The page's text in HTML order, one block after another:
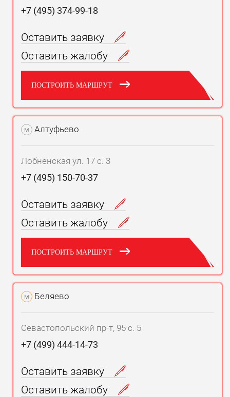
+7 (495) 374-99-18
Оставить заявку
Оставить жалобу
ПОСТРОИТЬ МАРШРУТ
м Алтуфьево
Лобненская ул. 17 с. 3
+7 (495) 150-70-37
Оставить заявку
Оставить жалобу
ПОСТРОИТЬ МАРШРУТ
м Беляево
Севастопольский пр-т, 95 с. 5
+7 (499) 444-14-73
Оставить заявку
Оставить жалобу